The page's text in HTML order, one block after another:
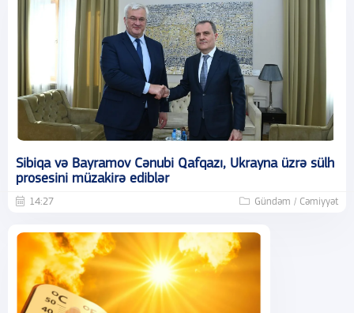
Sibiqa və Bayramov Cənubi Qafqazı, Ukrayna üzrə sülh
prosesini müzakirə ediblər
14:27 Gündəm / Cəmiyyət